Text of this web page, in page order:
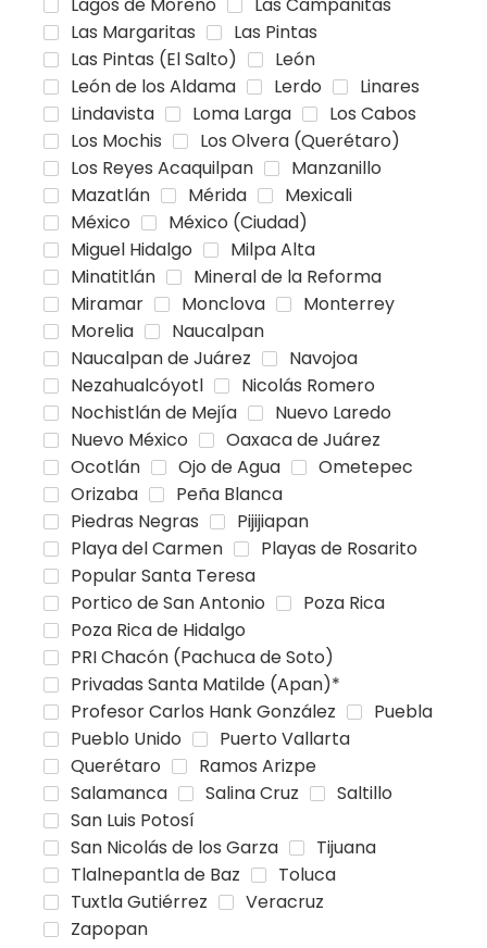
Las Margaritas
Las Pintas
Las Pintas (El Salto)
León
León de los Aldama
Lerdo
Linares
Lindavista
Loma Larga
Los Cabos
Los Mochis
Los Olvera (Querétaro)
Los Reyes Acaquilpan
Manzanillo
Mazatlán
Mérida
Mexicali
México
México (Ciudad)
Miguel Hidalgo
Milpa Alta
Minatitlán
Mineral de la Reforma
Miramar
Monclova
Monterrey
Morelia
Naucalpan
Naucalpan de Juárez
Navojoa
Nezahualcóyotl
Nicolás Romero
Nochistlán de Mejía
Nuevo Laredo
Nuevo México
Oaxaca de Juárez
Ocotlán
Ojo de Agua
Ometepec
Orizaba
Peña Blanca
Piedras Negras
Pijijiapan
Playa del Carmen
Playas de Rosarito
Popular Santa Teresa
Portico de San Antonio
Poza Rica
Poza Rica de Hidalgo
PRI Chacón (Pachuca de Soto)
Privadas Santa Matilde (Apan)*
Profesor Carlos Hank González
Puebla
Pueblo Unido
Puerto Vallarta
Querétaro
Ramos Arizpe
Salamanca
Salina Cruz
Saltillo
San Luis Potosí
San Nicolás de los Garza
Tijuana
Tlalnepantla de Baz
Toluca
Tuxtla Gutiérrez
Veracruz
Zapopan